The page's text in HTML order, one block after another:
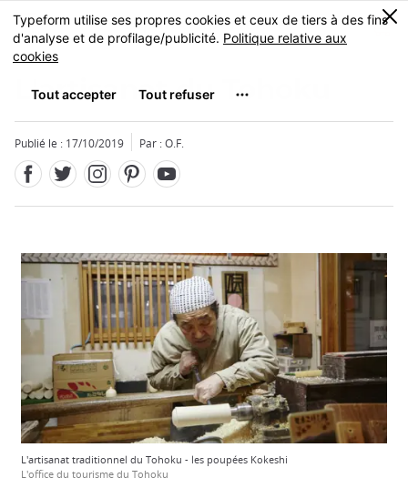
Skip
to
main
MENU
0
L'artisanat du Tohoku
Publié le : 17/10/2019 Par : O.F.
L'artisanat traditionnel du Tohoku - les poupées Kokeshi
L'office du tourisme du Tohoku